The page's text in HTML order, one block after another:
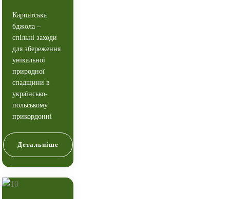
Карпатська
бджола –
спільні заходи
для збереження
унікальної
природної
спадщини в
українсько-
польському
прикордонні
Детальніше